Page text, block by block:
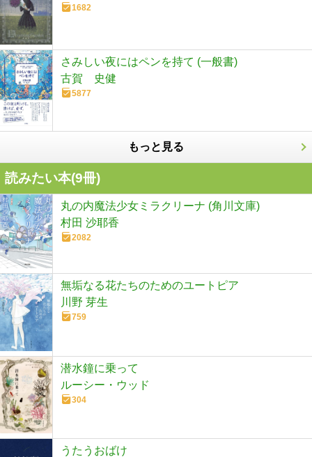
1682
さみしい夜にはペンを持て (一般書)
古賀 史健
5877
もっと見る
読みたい本(9冊)
丸の内魔法少女ミラクリーナ (角川文庫)
村田 沙耶香
2082
無垢なる花たちのためのユートピア
川野 芽生
759
潜水鐘に乗って
ルーシー・ウッド
304
うたうおばけ